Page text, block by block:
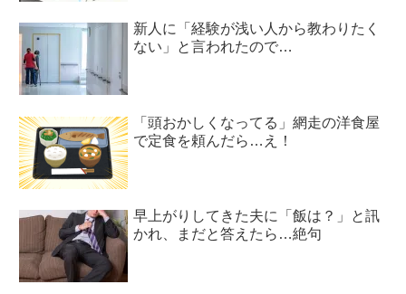
新人に「経験が浅い人から教わりたく
ない」と言われたので…
「頭おかしくなってる」網走の洋食屋
で定食を頼んだら…え！
早上がりしてきた夫に「飯は？」と訊
かれ、まだと答えたら…絶句